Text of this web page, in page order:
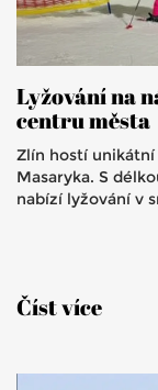
Lyžování na
centru města
Zlín hostí unikátní
Masaryka. S
nabízí lyžování v
Číst více